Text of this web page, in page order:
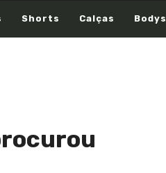
Shorts Calças Bodys